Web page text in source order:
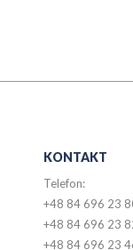
KONTAKT
Telefon:
+48 84 696 23
+48 84 696 23
+48 84 696 23